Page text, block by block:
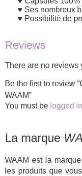
Ses nombreux
Possibilité de
Reviews
There are no reviews
Be the first to review
WAAM”
You must be logged in
La marque
WAAM est la
les produits que